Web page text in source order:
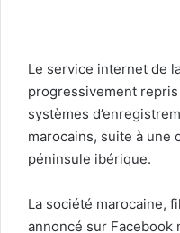
Le service internet de
progressivement
systèmes
marocains, suite à une
péninsule ibérique.
La société marocaine,
annoncé sur Facebook